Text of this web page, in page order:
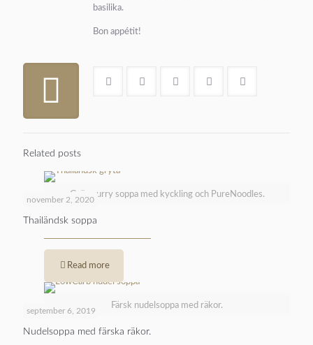
basilika.
Bon appétit!
Related posts
Grön curry soppa med kyckling och PureNoodles.
november 2, 2020
Thailändsk soppa
Read more
Färsk nudelsoppa med räkor.
september 6, 2019
Nudelsoppa med färska räkor.